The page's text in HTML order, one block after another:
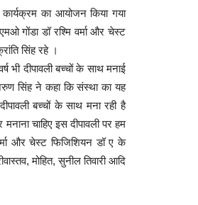
का आयोजन किया गया
गोंडा डॉ रश्मि वर्मा और चेस्ट
सिंह रहे ।
दीपावली बच्चों के साथ मनाई
सिंह ने कहा कि संस्था का यह
बच्चों के साथ मना रही है
चाहिए इस दीपावली पर हम
और चेस्ट फिजिशियन डॉ ए के
मोहित, सुनील तिवारी आदि